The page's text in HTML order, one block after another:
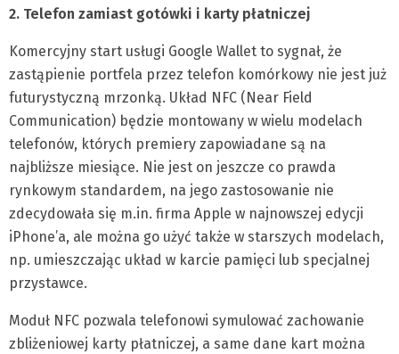
2. Telefon zamiast gotówki i karty płatniczej
Komercyjny start usługi Google Wallet to sygnał, że
zastąpienie portfela przez telefon komórkowy nie jest już
futurystyczną mrzonką. Układ NFC (Near Field
Communication) będzie montowany w wielu modelach
telefonów, których premiery zapowiadane są na
najbliższe miesiące. Nie jest on jeszcze co prawda
rynkowym standardem, na jego zastosowanie nie
zdecydowała się m.in. firma Apple w najnowszej edycji
iPhone’a, ale można go użyć także w starszych modelach,
np. umieszczając układ w karcie pamięci lub specjalnej
przystawce.
Moduł NFC pozwala telefonowi symulować zachowanie
zbliżeniowej karty płatniczej, a same dane kart można